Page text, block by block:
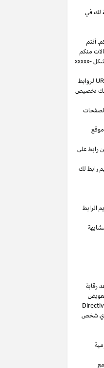
لك في
أنتم
منكم
xxxxx-
لروابط
لك تخصيص
رابطعلى
رابط لك
الرابط
رقابة
أي شخص